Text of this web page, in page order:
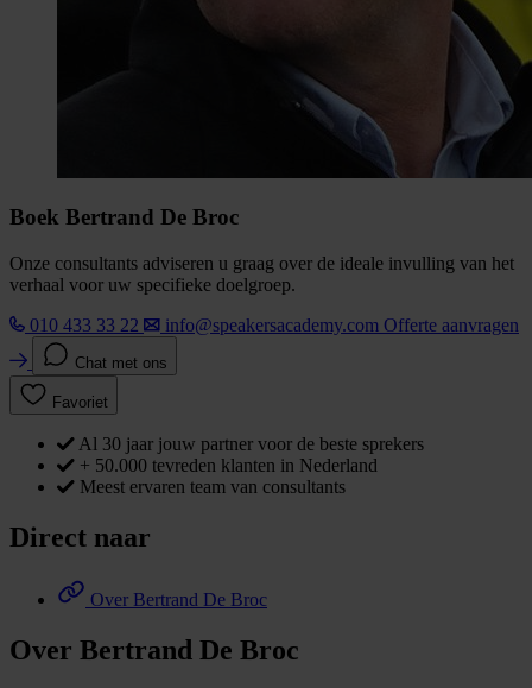
Boek Bertrand De Broc
Onze consultants adviseren u graag over de ideale invulling van het
verhaal voor uw specifieke doelgroep.
010 433 33 22
info@speakersacademy.com Offerte aanvragen
Chat met ons
Favoriet
Al 30 jaar jouw partner voor de beste sprekers
+ 50.000 tevreden klanten in Nederland
Meest ervaren team van consultants
Direct naar
Over Bertrand De Broc
Over Bertrand De Broc